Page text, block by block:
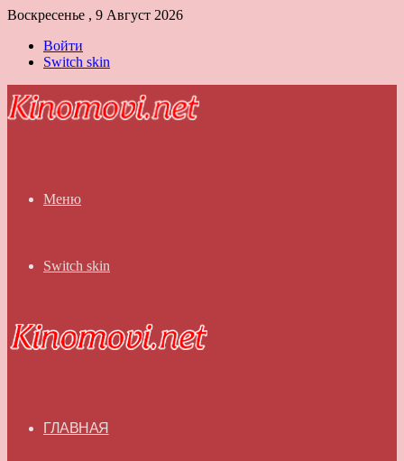
Воскресенье , 9 Август 2026
Войти
Switch skin
Меню
Switch skin
ГЛАВНАЯ